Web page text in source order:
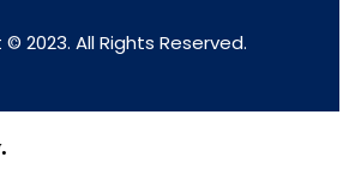
2023. All Rights Reserved.